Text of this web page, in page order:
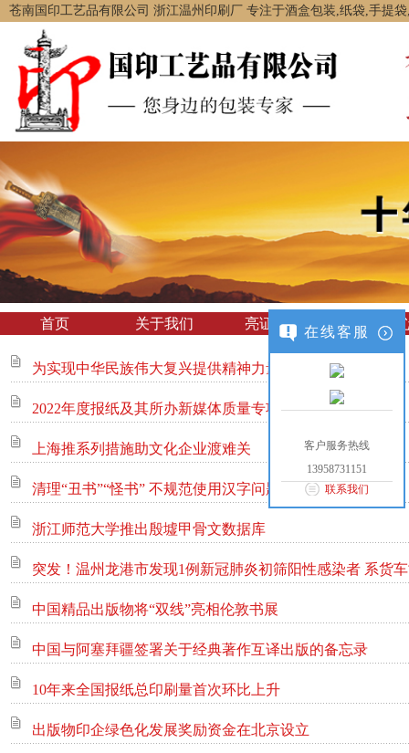
苍南国印工艺品有限公司 浙江温州印刷厂 专注于酒盒包装,纸袋,手提
首页 关于我们 亮证经营 产品中
为实现中华民族伟大复兴提供精神力量，承担历史责任
2022年度报纸及其所办新媒体质量专项检查启动
上海推系列措施助文化企业渡难关
清理“丑书”“怪书” 不规范使用汉字问题专项整治启动
浙江师范大学推出殷墟甲骨文数据库
突发！温州龙港市发现1例新冠肺炎初筛阳性感染者 系货
中国精品出版物将“双线”亮相伦敦书展
中国与阿塞拜疆签署关于经典著作互译出版的备忘录
10年来全国报纸总印刷量首次环比上升
出版物印企绿色化发展奖励资金在北京设立
在线客服
客户服务热线
13958731151
联系我们